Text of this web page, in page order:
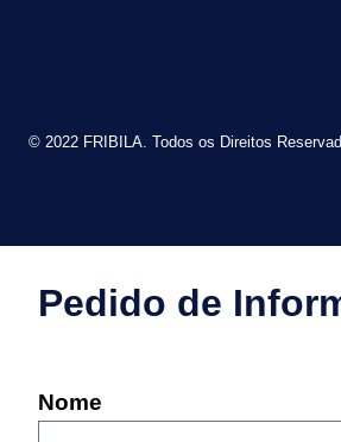
© 2022 FRIBILA. Todos os Direitos
Pedido de
Nome